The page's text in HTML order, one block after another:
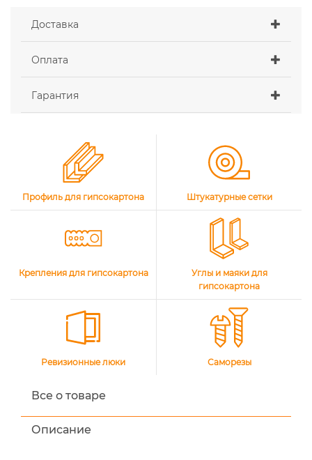
Доставка
Оплата
Гарантия
Профиль для гипсокартона Штукатурные сетки
Крепления для гипсокартона
Углы и маяки для
гипсокартона
Ревизионные люки Саморезы
Все о товаре
Описание